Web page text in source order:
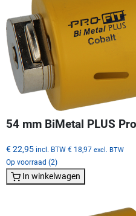
54 mm BiMetal PLUS
€ 22,95 incl. BTW € 18,97 excl. BTW
Op voorraad (2)
In winkelwagen